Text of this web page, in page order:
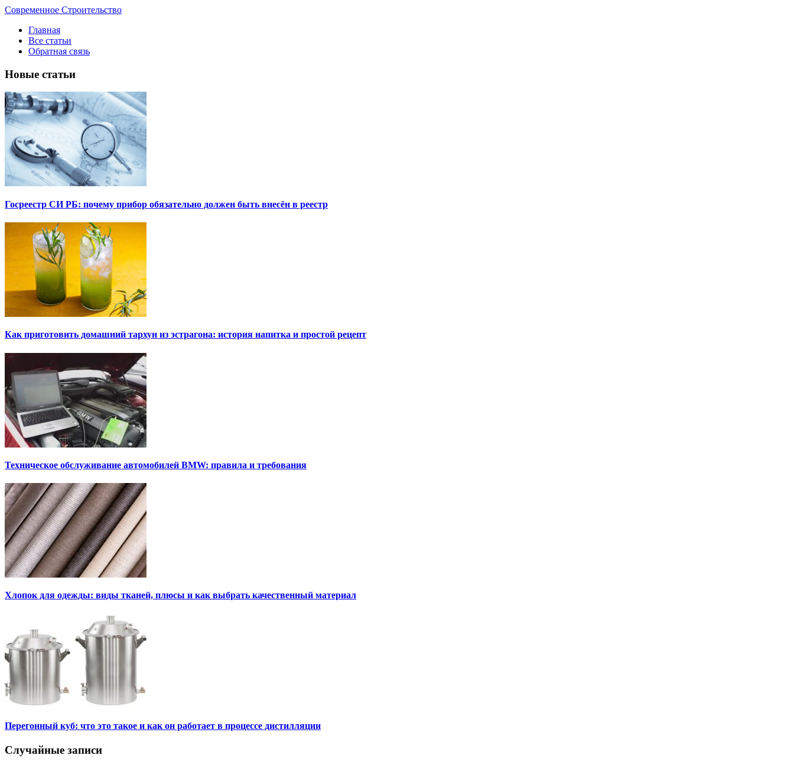
Современное Строительство
Главная
Все статьи
Обратная связь
Новые статьи
Госреестр СИ РБ: почему прибор обязательно должен быть внесён в реестр
Как приготовить домашний тархун из эстрагона: история напитка и простой рецепт
Техническое обслуживание автомобилей BMW: правила и требования
Хлопок для одежды: виды тканей, плюсы и как выбрать качественный материал
Перегонный куб: что это такое и как он работает в процессе дистилляции
Случайные записи